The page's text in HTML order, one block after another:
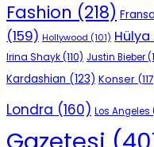
Fashion (218) Fransa
(159) Hollywood (101) Hülya
Irina Shayk(110) Justin Bieber
Kardashian (123) Konser
Londra (160) Los Angeles